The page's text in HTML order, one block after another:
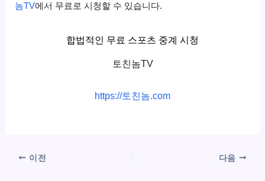
놈TV에서 무료로 시청할 수 있습니다.
합법적인 무료 스포츠 중계 시청
토친놈TV
https://토친놈.com
이전 다음